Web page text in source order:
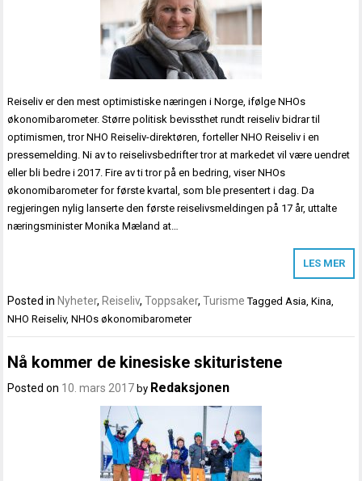
Reiseliv er den mest optimistiske næringen i Norge, ifølge NHOs
økonomibarometer. Større politisk bevissthet rundt reiseliv bidrar til
optimismen, tror NHO Reiseliv-direktøren, forteller NHO Reiseliv i en
pressemelding. Ni av to reiselivsbedrifter tror at markedet vil være uendret
eller bli bedre i 2017. Fire av ti tror på en bedring, viser NHOs
økonomibarometer for første kvartal, som ble presentert i dag. Da
regjeringen nylig lanserte den første reiselivsmeldingen på 17 år, uttalte
næringsminister Monika Mæland at…
LES MER
Posted in Nyheter, Reiseliv,Toppsaker,Turisme TaggedAsia,Kina,
NHO Reiseliv,NHOs økonomibarometer
Nå kommer de kinesiske skituristene
Posted on 10. mars 2017 by Redaksjonen